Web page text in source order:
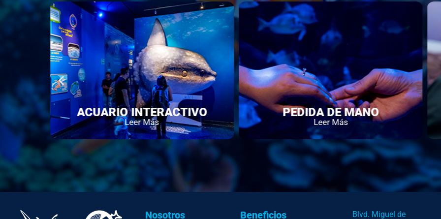
INTERACTIVO
Leer Más
PEDIDA DE MANO
Leer Más
ACUARIO
Leer
Nosotros Beneficios
Blvd. Miguel de